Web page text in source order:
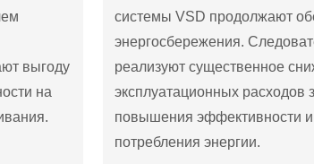
выгоду
на
системы VSD продолжают
энергосбережения.
реализуют существенное
эксплуатационных расходов
повышения эффективности
потребления энергии.